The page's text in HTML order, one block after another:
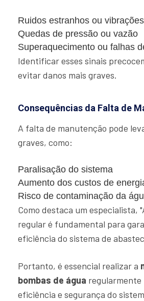
Ruidos estranhos ou
Quedas de pressão ou vazão
Superaquecimento ou falhas
Identificar esses sinais
evitar danos mais graves.
Consequências da Falta de
A falta de manutenção pode
graves, como:
Paralisação do sistema
Aumento dos custos de
Risco de contaminação da
Como destaca um especialista,
regular é fundamental para
eficiência do sistema de
Portanto, é essencial realizar a
bombas de água
eficiência e segurança do